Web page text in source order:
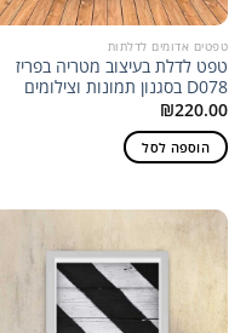
טפטים אדומים לדלתות
טפט לדלת בעיצוב מטריה בפריז
D078 בסגנון תמונות וצילומים
₪220.00
הוספה לסל